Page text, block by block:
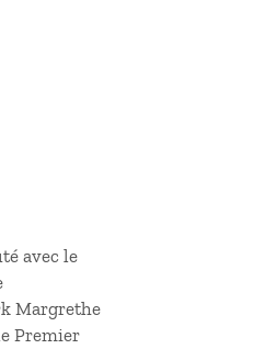
avec le
Margrethe
Premier